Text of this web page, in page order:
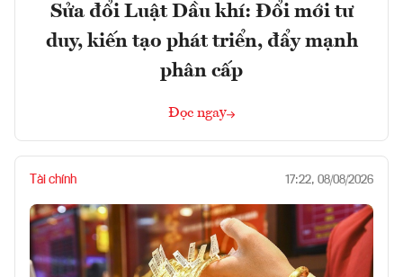
Sửa đổi Luật Dầu khí: Đổi mới tư
duy, kiến tạo phát triển, đẩy mạnh
phân cấp
Đọc ngay
Tài chính 17:22, 08/08/2026